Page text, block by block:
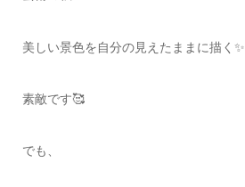
美しい景色を自分の見えたままに描く✨
素敵です🥰
でも、